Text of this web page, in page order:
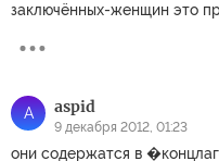
заключённых-женщин это
A aspid
9 декабря 2012, 01:23
они содержатся в